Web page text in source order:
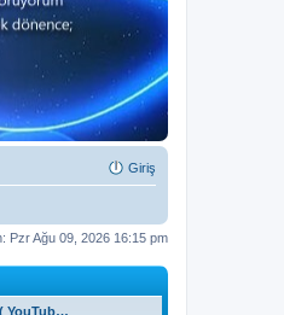
Giriş
Pzr Ağu 09, 2026 16:15 pm
YouTub…